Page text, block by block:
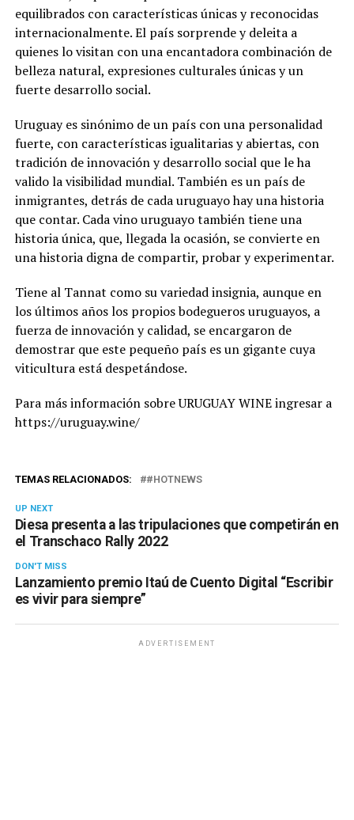
equilibrados con características únicas y reconocidas
internacionalmente. El país sorprende y deleita a
quienes lo visitan con una encantadora combinación de
belleza natural, expresiones culturales únicas y un
fuerte desarrollo social.
Uruguay es sinónimo de un país con una personalidad
fuerte, con características igualitarias y abiertas, con
tradición de innovación y desarrollo social que le ha
valido la visibilidad mundial. También es un país de
inmigrantes, detrás de cada uruguayo hay una historia
que contar. Cada vino uruguayo también tiene una
historia única, que, llegada la ocasión, se convierte en
una historia digna de compartir, probar y experimentar.
Tiene al Tannat como su variedad insignia, aunque en
los últimos años los propios bodegueros uruguayos, a
fuerza de innovación y calidad, se encargaron de
demostrar que este pequeño país es un gigante cuya
viticultura está despetándose.
Para más información sobre URUGUAY WINE ingresar a
https://uruguay.wine/
TEMAS RELACIONADOS: #HOTNEWS
UP NEXT
Diesa presenta a las tripulaciones que competirán en
el Transchaco Rally 2022
DON'T MISS
Lanzamiento premio Itaú de Cuento Digital “Escribir
es vivir para siempre”
ADVERTISEMENT